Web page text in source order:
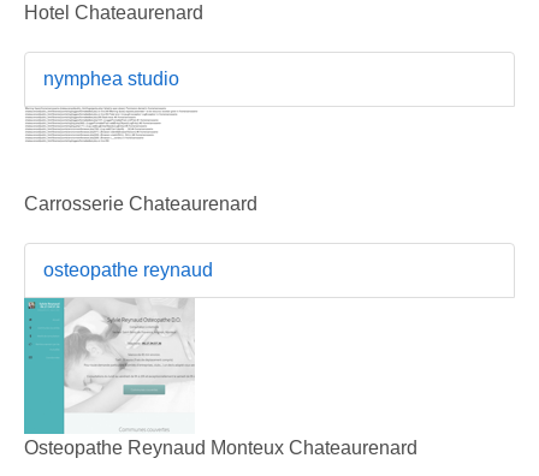
Hotel Chateaurenard
nymphea studio
Carrosserie Chateaurenard
osteopathe reynaud
Osteopathe Reynaud Monteux Chateaurenard